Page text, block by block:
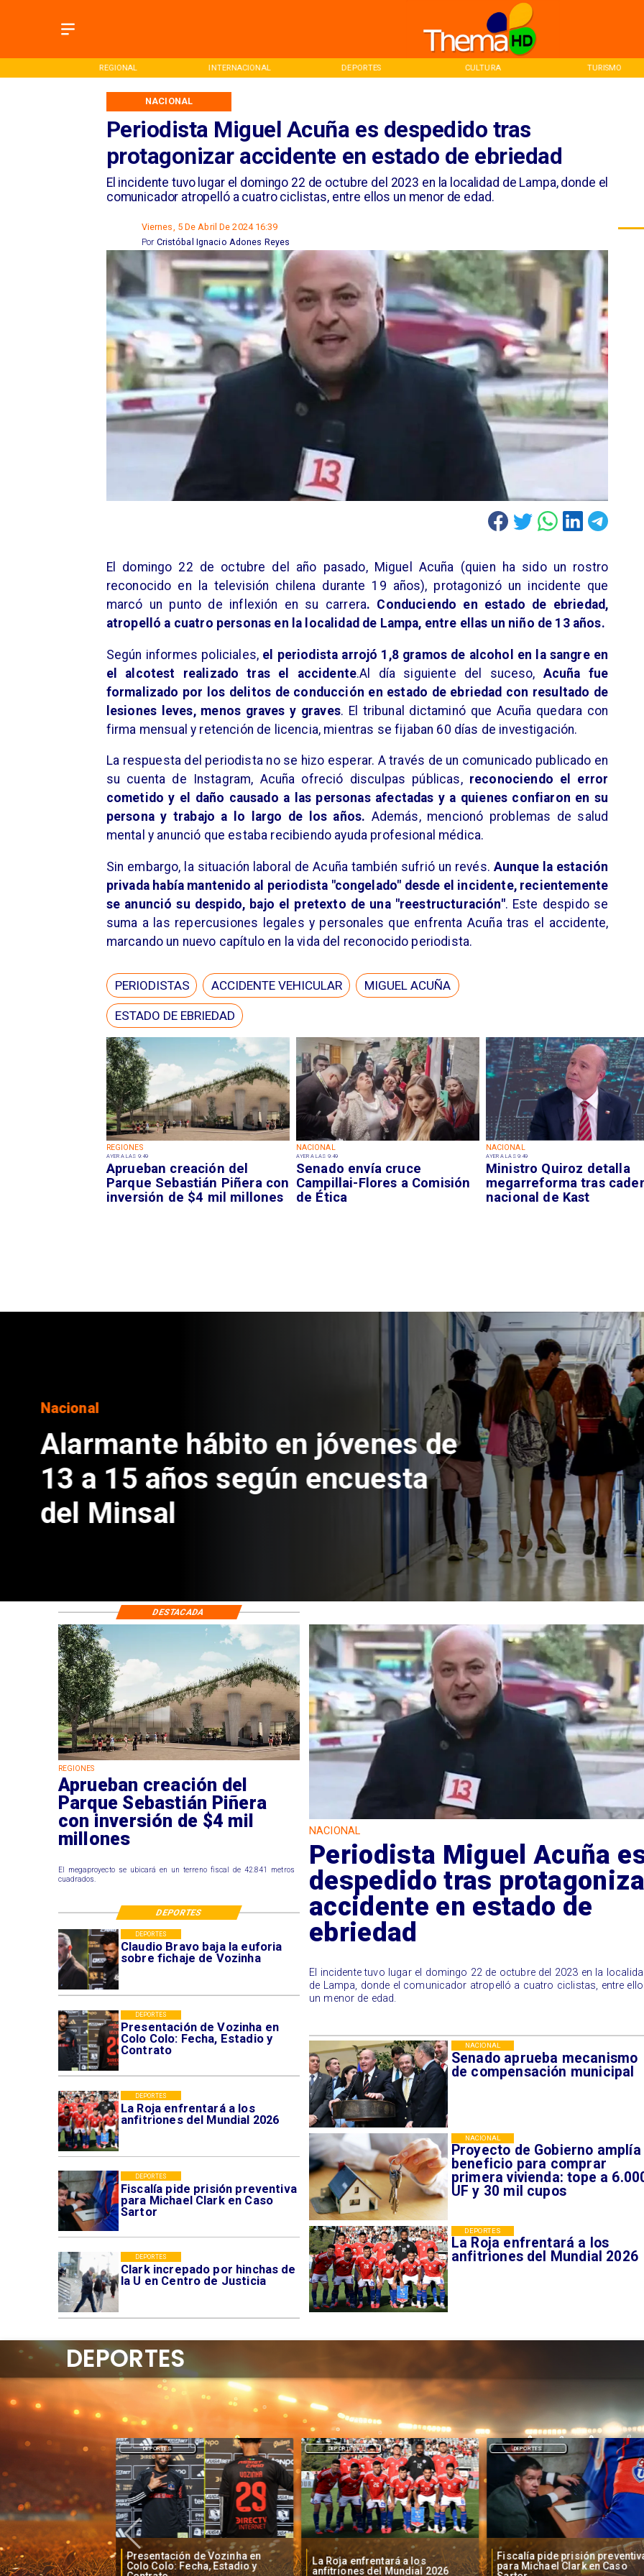
INTERNACIONAL DEPORTES CULTURA TURISMO INICIO
Periodista Miguel Acuña es despedido tras
protagonizar accidente en estado de ebriedad
El incidente tuvo lugar el domingo 22 de octubre del 2023 en la localidad de Lampa, donde el
comunicador atropelló a cuatro ciclistas, entre ellos un menor de edad.
NACIONAL
Viernes, 5 De Abril De 2024 16:39
Cristóbal Ignacio Adones Reyes
Por
REGIONES
AYER A LAS 9:49
Aprueban creación del
Parque Sebastián Piñera con
inversión de $4 mil millones
NACIONAL
AYER A LAS 9:49
Senado envía cruce
Campillai-Flores a Comisión
de Ética
NACIONAL
AYER A LAS 9:49
Ministro Quiroz detalla
megarreforma tras
nacional de Kast
El domingo 22 de octubre del año pasado, Miguel Acuña (quien ha sido un rostro
reconocido en la televisión chilena durante 19 años), protagonizó un incidente que
marcó un punto de inflexión en su carrera. Conduciendo en estado de ebriedad,
atropelló a cuatro personas en la localidad de Lampa, entre ellas un niño de 13 años.
Según informes policiales, el periodista arrojó 1,8 gramos de alcohol en la sangre en
el alcotest realizado tras el accidente.Al día siguiente del suceso, Acuña fue
formalizado por los delitos de conducción en estado de ebriedad con resultado de
lesiones leves, menos graves y graves. El tribunal dictaminó que Acuña quedara con
firma mensual y retención de licencia, mientras se fijaban 60 días de investigación.
La respuesta del periodista no se hizo esperar. A través de un comunicado publicado en
su cuenta de Instagram, Acuña ofreció disculpas públicas, reconociendo el error
cometido y el daño causado a las personas afectadas y a quienes confiaron en su
persona y trabajo a lo largo de los años. Además, mencionó problemas de salud
mental y anunció que estaba recibiendo ayuda profesional médica.
Sin embargo, la situación laboral de Acuña también sufrió un revés. Aunque la estación
privada había mantenido al periodista "congelado" desde el incidente, recientemente
se anunció su despido, bajo el pretexto de una "reestructuración". Este despido se
suma a las repercusiones legales y personales que enfrenta Acuña tras el accidente,
marcando un nuevo capítulo en la vida del reconocido periodista.
PERIODISTAS ACCIDENTE VEHICULAR MIGUEL ACUÑA
ESTADO DE EBRIEDAD
Regiones
Aprueban creación del Parque
Sebastián Piñera con inversión
de $4 mil millones
Claudio Bravo baja la euforia
sobre fichaje de Vozinha
DEPORTES
Presentación de Vozinha en
Colo Colo: Fecha, Estadio y
Contrato
DEPORTES
La Roja enfrentará a los
anfitriones del Mundial 2026
DEPORTES
Fiscalía pide prisión preventiva
para Michael Clark en Caso
Sartor
DEPORTES
Clark increpado por hinchas de
la U en Centro de Justicia
DEPORTES
Senado aprueba mecanismo
de compensación municipal
NACIONAL
Proyecto de Gobierno amplía
beneficio para comprar
primera vivienda: tope a
UF y 30 mil cupos
NACIONAL
La Roja enfrentará a los
anfitriones del Mundial 2026
DEPORTES
REGIONES
Aprueban creación del
Parque Sebastián Piñera
con inversión de $4 mil
millones
El megaproyecto se ubicará en un terreno fiscal de 42.841 metros
cuadrados.
NACIONAL
Periodista Miguel Acuña
despedido tras
accidente en estado de
ebriedad
El incidente tuvo lugar el domingo 22 de octubre del 2023 en la
de Lampa, donde el comunicador atropelló a cuatro ciclistas, entre
un menor de edad.
DESTACADA
DEPORTES
baja la euforia
de Vozinha
Presentación de Vozinha en
Colo Colo: Fecha, Estadio y
DEPORTES
La Roja enfrentará a los
anfitriones del Mundial 2026
DEPORTES
Fiscalía pide prisión
para Michael Clark en Caso
DEPORTES
DEPORTES